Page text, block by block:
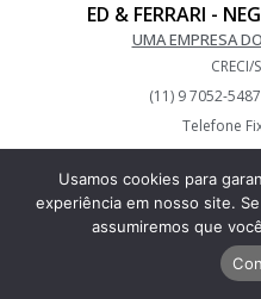
ED & FERRARI -
UMA EMPRESA
CRECI/
(11) 9 7052-
Telefone
Desenvolvido
Usamos cookies para
experiência em nosso site.
assumiremos que